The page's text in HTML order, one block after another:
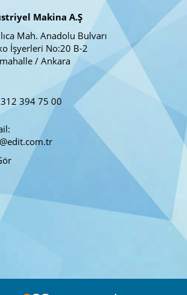
Makina A.Ş
Mah. Anadolu Bulvarı
İşyerleri No:20 B-2
/ Ankara
394 75 00